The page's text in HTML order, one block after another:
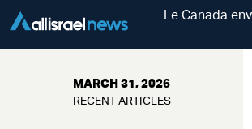
Le Canada
MARCH 31, 2026
RECENT ARTICLES